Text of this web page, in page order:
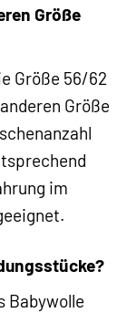
Größe
Größe 56/62
Größe
im
Babywolle